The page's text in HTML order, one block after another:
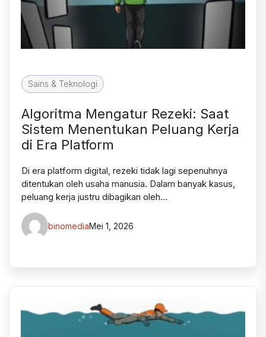
Sains & Teknologi
Algoritma Mengatur Rezeki: Saat
Sistem Menentukan Peluang Kerja
di Era Platform
Di era platform digital, rezeki tidak lagi sepenuhnya
ditentukan oleh usaha manusia. Dalam banyak kasus,
peluang kerja justru dibagikan oleh…
binomediaMei 1, 2026